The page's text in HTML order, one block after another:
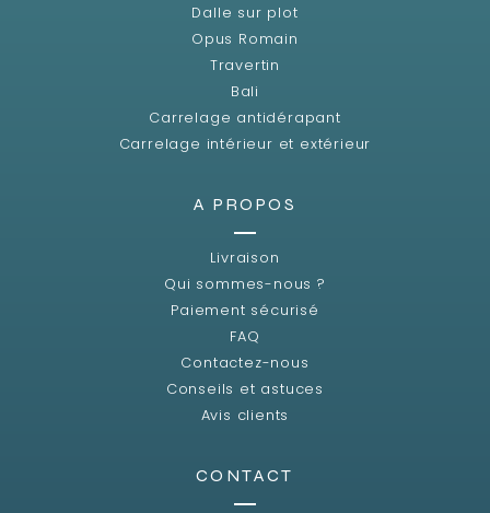
Dalle sur plot
Opus Romain
Travertin
Bali
Carrelage antidérapant
Carrelage intérieur et extérieur
A PROPOS
Livraison
Qui sommes-nous ?
Paiement sécurisé
FAQ
Contactez-nous
Conseils et astuces
Avis clients
CONTACT